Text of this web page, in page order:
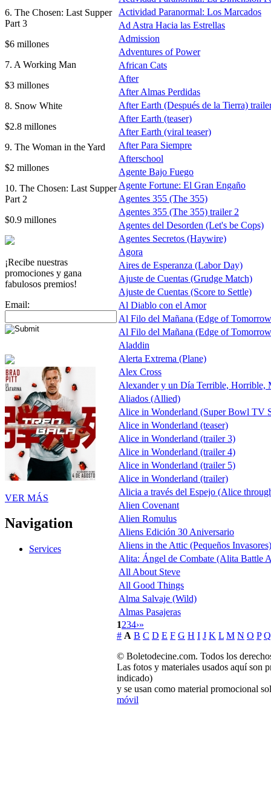
6. The Chosen: Last Supper
Part 3
$6 millones
7. A Working Man
$3 millones
8. Snow White
$2.8 millones
9. The Woman in the Yard
$2 millones
10. The Chosen: Last Supper
Part 2
$0.9 millones
¡Recibe nuestras
promociones y gana
fabulosos premios!
Email:
VER MÁS
Navigation
Services
Actividad Paranormal: Los Marcados
Ad Astra Hacia las Estrellas
Admission
Adventures of Power
African Cats
After
After Almas Perdidas
After Earth (Después de la Tierra)
After Earth (teaser)
After Earth (viral teaser)
After Para Siempre
Afterschool
Agente Bajo Fuego
Agente Fortune: El Gran Engaño
Agentes 355 (The 355)
Agentes 355 (The 355) trailer 2
Agentes del Desorden (Let's be Cops)
Agentes Secretos (Haywire)
Agora
Aires de Esperanza (Labor Day)
Ajuste de Cuentas (Grudge Match)
Ajuste de Cuentas (Score to Settle)
Al Diablo con el Amor
Al Filo del Mañana (Edge of
Al Filo del Mañana (Edge of
Aladdin
Alerta Extrema (Plane)
Alex Cross
Alexander y un Día Terrible, Horrible,
Aliados (Allied)
Alice in Wonderland (Super Bowl TV
Alice in Wonderland (teaser)
Alice in Wonderland (trailer 3)
Alice in Wonderland (trailer 4)
Alice in Wonderland (trailer 5)
Alice in Wonderland (trailer)
Alicia a través del Espejo (Alice
Alien Covenant
Alien Romulus
Aliens Edición 30 Aniversario
Aliens in the Attic (Pequeños Invasores)
Alita: Ángel de Combate (Alita Battle
All About Steve
All Good Things
Alma Salvaje (Wild)
Almas Pasajeras
1234›»
# A B C D E F G H I J K L M N O P Q
© Boletodecine.com. Todos los
Las fotos y materiales usados aquí son
indicado)
y se usan como material promocional
móvil